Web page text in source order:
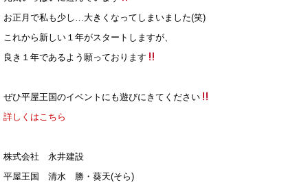
お正月で私も少し…大きくなってしまいました(笑)
これから新しい１年がスタートしますが、
良き１年であるよう願っております
ぜひ平屋王国のイベントにも遊びにきてください
詳しくはこちら
株式会社 永井建設
平屋王国 清水 勝・葵天(そら)